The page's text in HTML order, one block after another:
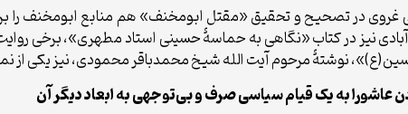
غروی در تصحیح و تحقیق «مقتل ابومخنف» هم منابع ابومخنف را
نیز در کتاب «نگاهی به حماسۀ حسینی استاد مطهری»، برخی
نوشتۀ مرحوم آیت الله شیخ محمدباقر محمودی، نیز یکی